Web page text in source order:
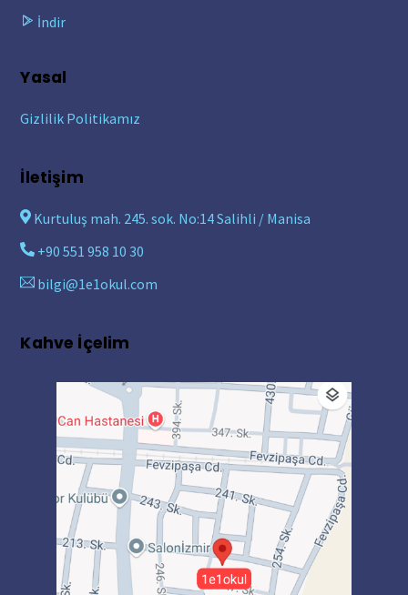
İndir
Yasal
Gizlilik Politikamız
İletişim
Kurtuluş mah. 245. sok. No:14 Salihli / Manisa
+90 551 958 10 30
bilgi@1e1okul.com
Kahve İçelim